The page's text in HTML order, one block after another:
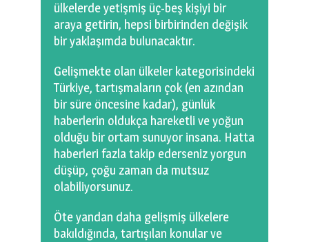
Neler Yapıyoruz?
Basın
0 km.Bızdıklar Yazılarım
Filmlerimiz
Hadi Bize Yazın
ülkelerde yetişmiş üç-beş kişiyi bir
araya getirin, hepsi birbirinden değişik
bir yaklaşımda bulunacaktır.
Gelişmekte olan ülkeler kategorisindeki
Türkiye, tartışmaların çok (en azından
bir süre öncesine kadar), günlük
haberlerin oldukça hareketli ve yoğun
olduğu bir ortam sunuyor insana. Hatta
haberleri fazla takip ederseniz yorgun
düşüp, çoğu zaman da mutsuz
olabiliyorsunuz.
Öte yandan daha gelişmiş ülkelere
bakıldığında, tartışılan konular ve